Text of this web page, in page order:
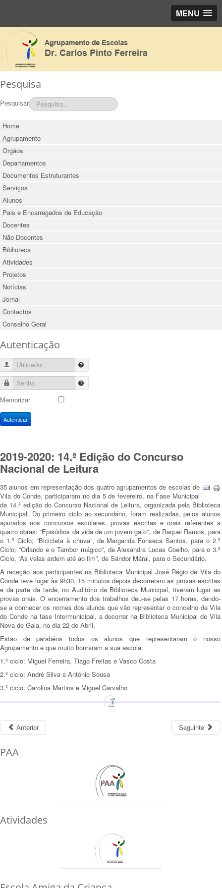
MENU
Pesquisa
Pesquisar
Home
Agrupamento
Orgãos
Departamentos
Documentos Estruturantes
Serviços
Alunos
Pais e Encarregados de Educação
Docentes
Não Docentes
Biblioteca
Atividades
Projetos
Notícias
Jornal
Contactos
Conselho Geral
Autenticação
Utilizador
Senha
Memorizar
Autenticar
2019-2020: 14.ª Edição do Concurso
Nacional de Leitura
35 alunos em representação dos quatro agrupamentos de escolas de
Vila do Conde, participaram no dia 5 de fevereiro, na Fase Municipal
da 14.ª edição do Concurso Nacional de Leitura, organizada pela Biblioteca
Municipal. Do primeiro ciclo ao secundário, foram realizadas, pelos alunos
apurados nos concursos escolares, provas escritas e orais referentes a
quatro obras: “Episódios da vida de um jovem gato”, de Raquel Ramos, para
o 1.º Ciclo; “Bicicleta à chuva”, de Margarida Fonseca Santos, para o 2.º
Ciclo; “Orlando e o Tambor mágico”, de Alexandra Lucas Coelho, para o 3.º
Ciclo, “As velas ardem até ao fim”, de Sándor Márai, para o Secundário.
A receção aos participantes na Biblioteca Municipal José Régio de Vila do
Conde teve lugar às 9h30, 15 minutos depois decorreram as provas escritas
e da parte da tarde, no Auditório da Biblioteca Municipal, tiveram lugar as
provas orais. O encerramento dos trabalhos deu-se pelas 17 horas, dando-
se a conhecer os nomes dos alunos que vão representar o concelho de Vila
do Conde na fase Intermunicipal, a decorrer na Biblioteca Municipal de Vila
Nova de Gaia, no dia 22 de Abril.
Estão de parabéns todos os alunos que representaram o nosso
Agrupamento e que muito honraram a sua escola.
1.º ciclo: Miguel Ferreira, Tiago Freitas e Vasco Costa
2.º ciclo: André Silva e António Sousa
3.º ciclo: Carolina Martins e Miguel Carvalho
Anterior Seguinte
PAA
Atividades